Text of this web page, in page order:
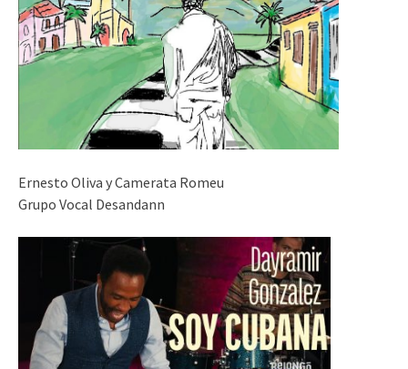
Ernesto Oliva y Camerata Romeu
Grupo Vocal Desandann